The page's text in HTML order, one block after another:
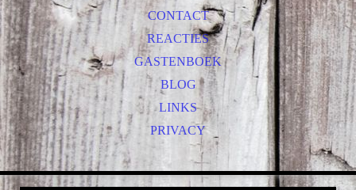
CONTACT
REACTIES
GASTENBOEK
BLOG
LINKS
PRIVACY